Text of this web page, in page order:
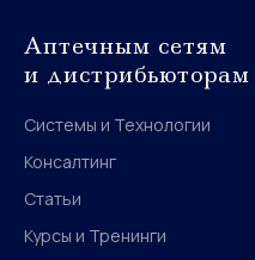
Аптечным сетям
и дистрибьюторам
Системы и Технологии
Консалтинг
Статьи
Курсы и Тренинги